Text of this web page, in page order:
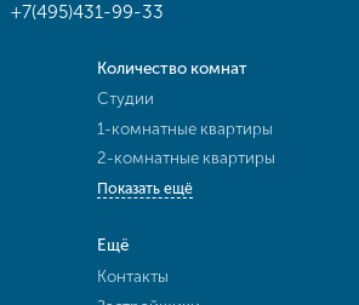
+7(495)431-99-33
Количество комнат
Студии
1-комнатные квартиры
2-комнатные квартиры
Показать ещё
Ещё
Контакты